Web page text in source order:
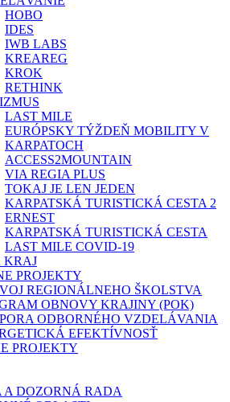
HOBO
IDES
IWB LABS
KREAREG
KROK
RETHINK
LAST MILE
EURÓPSKY TÝŽDEŇ MOBILITY V
KARPATOCH
ACCESS2MOUNTAIN
VIA REGIA PLUS
TOKAJ JE LEN JEDEN
KARPATSKÁ TURISTICKÁ CESTA 2
ERNEST
KARPATSKÁ TURISTICKÁ CESTA
LAST MILE COVID-19
KRAJ
PROJEKTY
REGIONÁLNEHO ŠKOLSTVA
OBNOVY KRAJINY (POK)
ODBORNÉHO VZDELÁVANIA
EFEKTÍVNOSŤ
PROJEKTY
A DOZORNÁ RADA